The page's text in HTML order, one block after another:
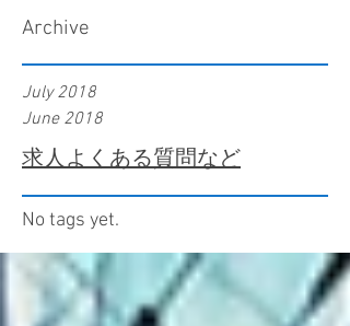
Archive
July 2018
June 2018
求人よくある質問など
No tags yet.